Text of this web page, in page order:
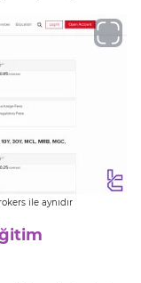
ile aynıdır